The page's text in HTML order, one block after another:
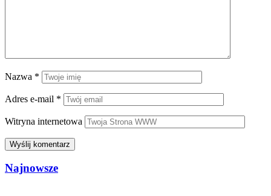
Nazwa *
Adres e-mail *
Witryna internetowa
Najnowsze